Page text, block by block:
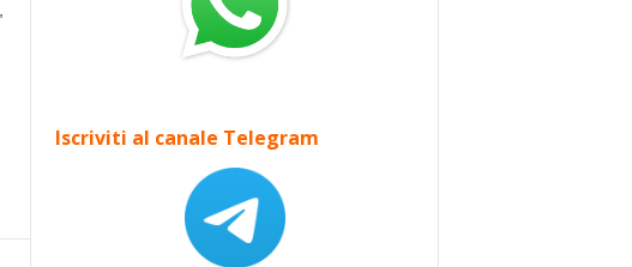
Iscriviti al canale Telegram